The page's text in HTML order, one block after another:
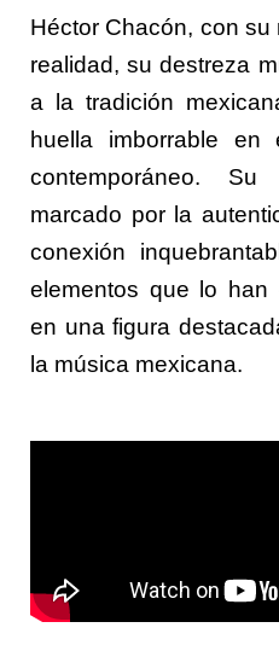
Héctor Chacón, con
realidad, su destreza
a la tradición
huella imborrable en
contemporáneo.
marcado por la
conexión
elementos que lo han
en una figura
la música mexicana.